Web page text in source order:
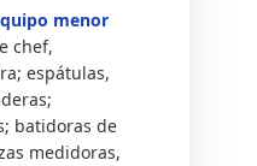
menor
chef,
espátulas,
batidoras de
medidoras,